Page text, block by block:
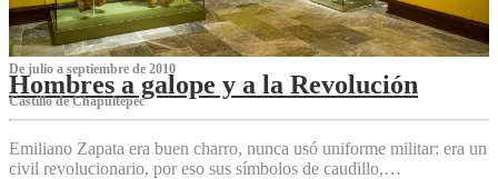
De julio a septiembre de 2010
Hombres a galope y a la Revolución
Castillo de Chapultepec
Emiliano Zapata era buen charro, nunca usó uniforme militar: era un
civil revolucionario, por eso sus símbolos de caudillo,…